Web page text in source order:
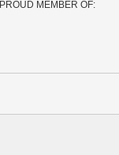
PROUD MEMBER OF: